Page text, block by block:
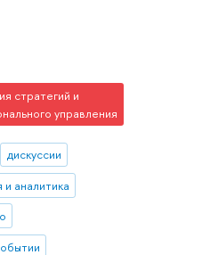
стратегий и
управления
дискуссии
аналитика